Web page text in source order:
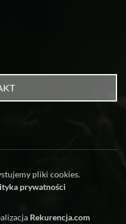
pliki cookies.
prywatności
Rekurencja.com